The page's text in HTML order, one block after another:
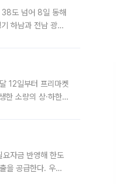
도 넘어 8일 동해
하남과 전남 광양
12일부터 프리마켓
한 소량의 상·하한
자금 반영해 한도
을 공급한다. 우리